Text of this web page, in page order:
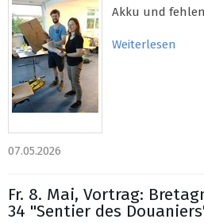
Akku und
Weiterlesen
07.05.2026
Fr. 8. Mai, Vortrag:
34 "Sentier des